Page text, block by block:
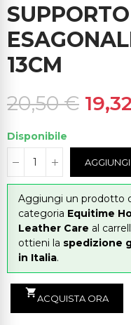
13CM
20,50 €
Disponibile
Aggiungi un prodotto
categoria Equitime
Leather Care al
ottieni la spedizione
in Italia.
shopping_cart
ACQUISTA ORA